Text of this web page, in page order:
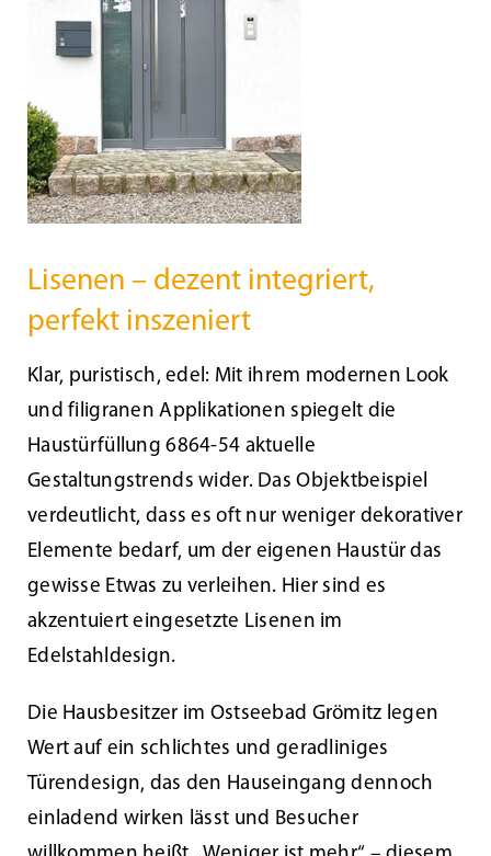
Beschattung
Fensterbänke
Shop
Unternehmen
Karriere
Nachhaltigkeit
Kundenservice
Infobereich
Lisenen – dezent integriert,
perfekt inszeniert
Klar, puristisch, edel: Mit ihrem modernen Look
und filigranen Applikationen spiegelt die
Haustürfüllung 6864-54 aktuelle
Gestaltungstrends wider. Das Objektbeispiel
verdeutlicht, dass es oft nur weniger dekorativer
Elemente bedarf, um der eigenen Haustür das
gewisse Etwas zu verleihen. Hier sind es
akzentuiert eingesetzte Lisenen im
Edelstahldesign.
Die Hausbesitzer im Ostseebad Grömitz legen
Wert auf ein schlichtes und geradliniges
Türendesign, das den Hauseingang dennoch
einladend wirken lässt und Besucher